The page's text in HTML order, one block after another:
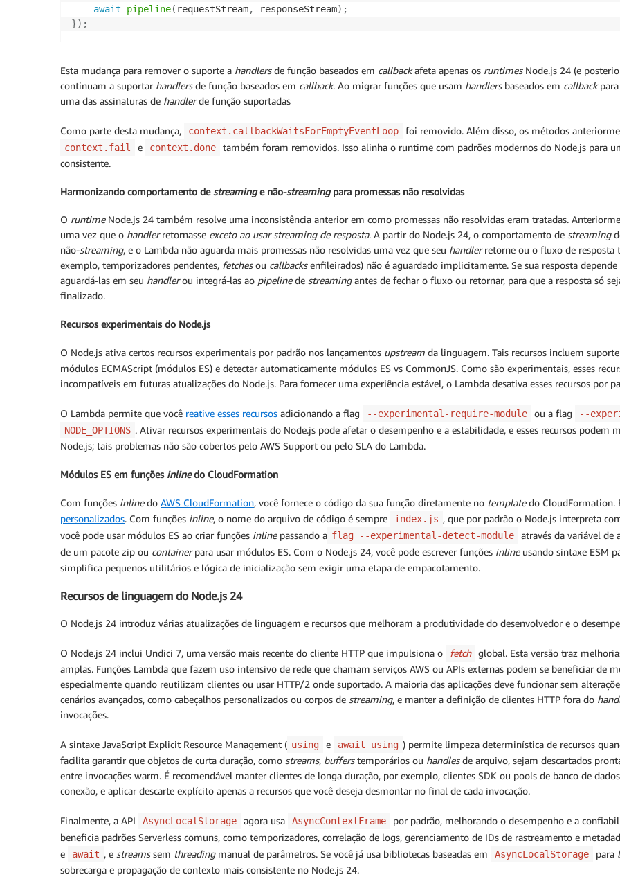
await
pipeline( requestStream, responseStream) ;
}) ;
Esta mudança para remover o suporte a handlersde função baseados em callbackafeta apenas os runtimesNode.js 24 (e
continuam a suportar handlersde função baseados em callback. Ao migrar funções que usam handlersbaseados em callbackpara
uma das assinaturas de handlerde função suportadas
Como parte desta mudança, context.callbackWaitsForEmptyEventLoop foi removido. Além disso, os métodos
context.fail e context.done
também foram removidos. Isso alinha o runtime com padrões modernos do Node.js para
consistente.
Harmonizando comportamento destreaminge não-streamingpara promessas não resolvidas
O runtimeNode.js 24 também resolve uma inconsistência anterior em como promessas não resolvidas eram tratadas.
uma vez que o handlerretornasse exceto ao usarstreamingde resposta. A partir do Node.js 24, o comportamento de streaming
não-streaming, e o Lambda não aguarda mais promessas não resolvidas uma vez que seu handlerretorne ou o fluxo de resposta
exemplo, temporizadores pendentes, fetchesou callbacksenfileirados) não é aguardado implicitamente. Se sua resposta
aguardá-las em seu handlerou integrá-las ao pipelinede streamingantes de fechar o fluxo ou retornar, para que a resposta só
finalizado.
Recursos experimentais do Node.js
O Node.js ativa certos recursos experimentais por padrão nos lançamentos upstream da linguagem. Tais recursos incluem
módulos ECMAScript (módulos ES) e detectar automaticamente módulos ES vs CommonJS. Como são experimentais, esses
incompatíveis em futuras atualizações do Node.js. Para fornecer uma experiência estável, o Lambda desativa esses recursos por
O Lambda permite que você reative esses recursos adicionando a flag --experimental-require-module ou a flag
--
NODE_OPTIONS . Ativar recursos experimentais do Node.js pode afetar o desempenho e a estabilidade, e esses recursos
Node.js; tais problemas não são cobertos pelo AWS Support ou pelo SLA do Lambda.
Módulos ES em funções inlinedo CloudFormation
Com funções inlinedo AWS CloudFormation, você fornece o código da sua função diretamente no templatedo CloudFormation.
personalizados. Com funções inline, o nome do arquivo de código é sempre index.js , que por padrão o Node.js interpreta
você pode usar módulos ES ao criar funções inlinepassando a flag --experimental-detect-module
através da variável de
de um pacote zip ou containerpara usar módulos ES. Com o Node.js 24, você pode escrever funções inlineusando sintaxe ESM
simplifica pequenos utilitários e lógica de inicialização sem exigir uma etapa de empacotamento.
Recursos de linguagem do Node.js 24
O Node.js 24 introduz várias atualizações de linguagem e recursos que melhoram a produtividade do desenvolvedor e o
O Node.js 24 inclui Undici 7, uma versão mais recente do cliente HTTP que impulsiona o ⁠ fetch global. Esta versão traz
amplas. Funções Lambda que fazem uso intensivo de rede que chamam serviços AWS ou APIs externas podem se beneficiar de
especialmente quando reutilizam clientes ou usar HTTP/2 onde suportado. A maioria das aplicações deve funcionar sem
cenários avançados, como cabeçalhos personalizados ou corpos de streaming, e manter a definição de clientes HTTP fora do
invocações.
A sintaxe JavaScript Explicit Resource Management (⁠ using e ⁠await using ) permite limpeza determinística de recursos
facilita garantir que objetos de curta duração, como streams, bufferstemporários ou handlesde arquivo, sejam descartados
entre invocações warm. É recomendável manter clientes de longa duração, por exemplo, clientes SDK ou pools de banco de
conexão, e aplicar descarte explícito apenas a recursos que você deseja desmontar no final de cada invocação.
Finalmente, a API ⁠ AsyncLocalStorage agora usa ⁠ AsyncContextFrame
por padrão, melhorando o desempenho e a
beneficia padrões Serverless comuns, como temporizadores, correlação de logs, gerenciamento de IDs de rastreamento e
e
await , e streamssem threadingmanual de parâmetros. Se você já usa bibliotecas baseadas em ⁠ AsyncLocalStorage para
sobrecarga e propagação de contexto mais consistente no Node.js 24.